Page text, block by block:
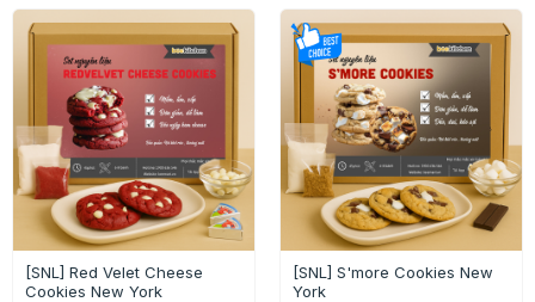
[SNL] Red Velet Cheese
Cookies New York
[SNL] S'more Cookies New
York